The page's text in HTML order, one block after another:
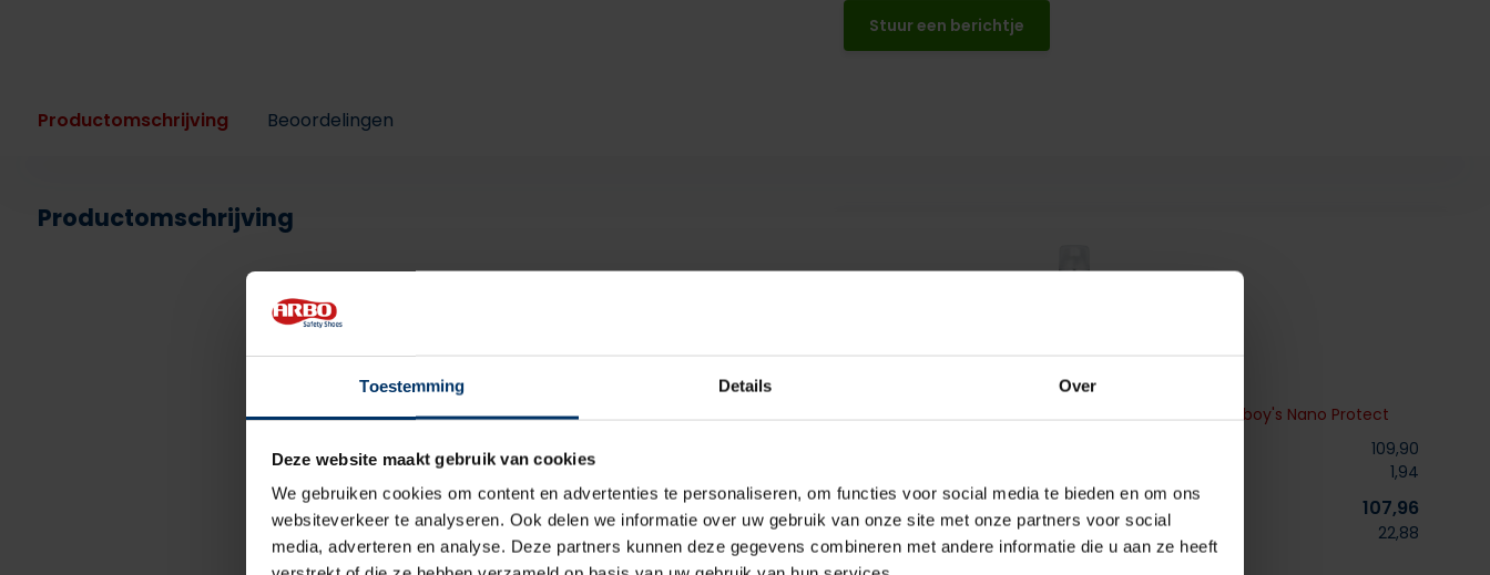
Toestemming Details Over
Deze website maakt gebruik van cookies
We gebruiken cookies om content en advertenties te personaliseren, om functies voor social media te bieden en om ons
websiteverkeer te analyseren. Ook delen we informatie over uw gebruik van onze site met onze partners voor social
media, adverteren en analyse. Deze partners kunnen deze gegevens combineren met andere informatie die u aan ze heeft
Stuur een berichtje
Productomschrijving Beoordelingen
Productomschrijving
Pak je deal 15% korting op Nano protect
Puma 644400 Iconic Black/Gum Low S1PL +Shoeboy's Nano Protect
109,90
1,94
Combideal: 107,96
excl. btw
22,88
Niet op voorraad